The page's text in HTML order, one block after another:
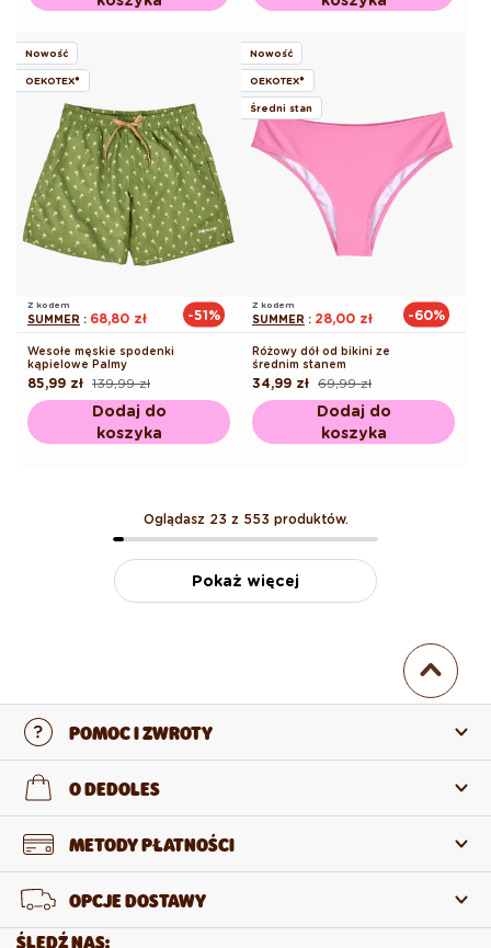
Nowość
OEKOTEX®
Z kodem
SUMMER : 68,80 zł -51%
Wesołe męskie spodenki
kąpielowe Palmy
Cena
regularna
139,99 zł
Cena
promocyjna
85,99 zł
Dodaj do
koszyka
Nowość
OEKOTEX®
Średni stan
Z kodem
SUMMER : 28,00 zł -60%
Różowy dół od bikini ze
średnim stanem
Cena
regularna
69,99 zł
Cena
promocyjna
34,99 zł
Dodaj do
koszyka
Oglądasz 23 z 553 produktów.
Pokaż więcej
POMOC I ZWROTY
Skontaktuj się z nami
Zwroty i reklamacje
Odstąpienie od umowy
O DEDOLES
O nas
Sprzedaż hurtowa
METODY PŁATNOŚCI
OPCJE DOSTAWY
ŚLEDŹ NAS: